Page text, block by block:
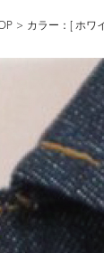
カラー：[ ホワ